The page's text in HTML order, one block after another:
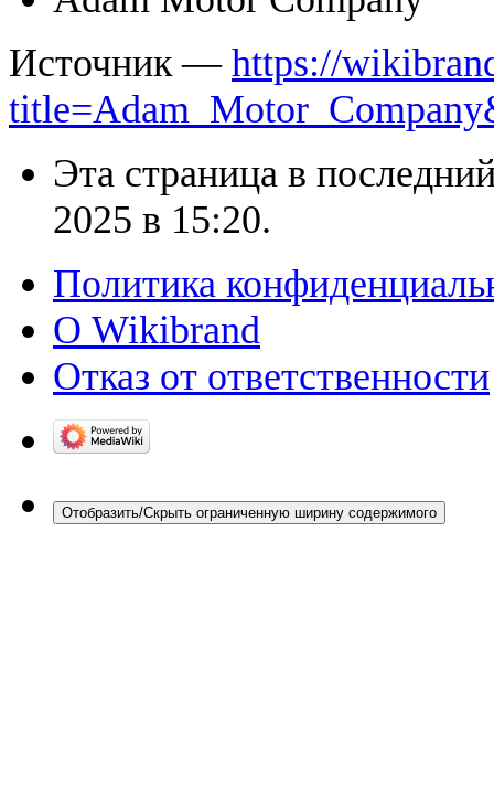
Источник — https://
Эта страница в
2025 в 15:20.
Политика
О Wikibrand
Отказ от ответственности
Отобразить/Скрыть ограниченную ширину содержимого